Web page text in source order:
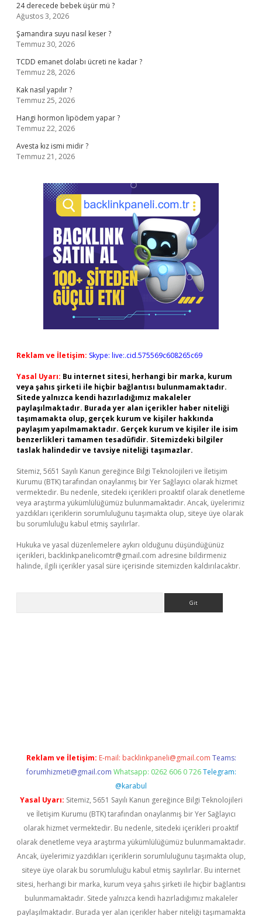
24 derecede bebek üşür mü ?
Ağustos 3, 2026
Şamandıra suyu nasıl keser ?
Temmuz 30, 2026
TCDD emanet dolabı ücreti ne kadar ?
Temmuz 28, 2026
Kak nasıl yapılır ?
Temmuz 25, 2026
Hangi hormon lipödem yapar ?
Temmuz 22, 2026
Avesta kız ismi midir ?
Temmuz 21, 2026
Reklam ve İletişim: Skype: live:.cid.575569c608265c69
Yasal Uyarı: Bu internet sitesi, herhangi bir marka, kurum
veya şahıs şirketi ile hiçbir bağlantısı bulunmamaktadır.
Sitede yalnızca kendi hazırladığımız makaleler
paylaşılmaktadır. Burada yer alan içerikler haber niteliği
taşımamakta olup, gerçek kurum ve kişiler hakkında
paylaşım yapılmamaktadır. Gerçek kurum ve kişiler ile isim
benzerlikleri tamamen tesadüfidir. Sitemizdeki bilgiler
taslak halindedir ve tavsiye niteliği taşımazlar.
Sitemiz, 5651 Sayılı Kanun gereğince Bilgi Teknolojileri ve İletişim
Kurumu (BTK) tarafından onaylanmış bir Yer Sağlayıcı olarak hizmet
vermektedir. Bu nedenle, sitedeki içerikleri proaktif olarak denetleme
veya araştırma yükümlülüğümüz bulunmamaktadır. Ancak, üyelerimiz
yazdıkları içeriklerin sorumluluğunu taşımakta olup, siteye üye olarak
bu sorumluluğu kabul etmiş sayılırlar.
Hukuka ve yasal düzenlemelere aykırı olduğunu düşündüğünüz
içerikleri, backlinkpanelicomtr@gmail.com adresine bildirmeniz
halinde, ilgili içerikler yasal süre içerisinde sitemizden kaldırılacaktır.
Reklam ve İletişim: E-mail: backlinkpaneli@gmail.com Teams:
forumhizmeti@gmail.com Whatsapp: 0262 606 0 726 Telegram:
@karabul
Yasal Uyarı: Sitemiz, 5651 Sayılı Kanun gereğince Bilgi Teknolojileri
ve İletişim Kurumu (BTK) tarafından onaylanmış bir Yer Sağlayıcı
olarak hizmet vermektedir. Bu nedenle, sitedeki içerikleri proaktif
olarak denetleme veya araştırma yükümlülüğümüz bulunmamaktadır.
Ancak, üyelerimiz yazdıkları içeriklerin sorumluluğunu taşımakta olup,
siteye üye olarak bu sorumluluğu kabul etmiş sayılırlar. Bu internet
sitesi, herhangi bir marka, kurum veya şahıs şirketi ile hiçbir bağlantısı
bulunmamaktadır. Sitede yalnızca kendi hazırladığımız makaleler
paylaşılmaktadır. Burada yer alan içerikler haber niteliği taşımamakta